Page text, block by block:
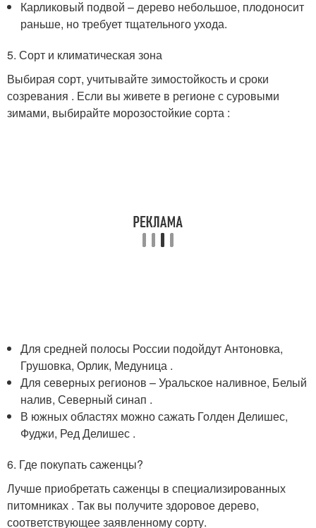
Карликовый подвой – дерево небольшое, плодоносит
раньше, но требует тщательного ухода.
5. Сорт и климатическая зона
Выбирая сорт, учитывайте зимостойкость и сроки
созревания . Если вы живете в регионе с суровыми
зимами, выбирайте морозостойкие сорта :
Для средней полосы России подойдут Антоновка,
Грушовка, Орлик, Медуница .
Для северных регионов – Уральское наливное, Белый
налив, Северный синап .
В южных областях можно сажать Голден Делишес,
Фуджи, Ред Делишес .
6. Где покупать саженцы?
Лучше приобретать саженцы в специализированных
питомниках . Так вы получите здоровое дерево,
соответствующее заявленному сорту.